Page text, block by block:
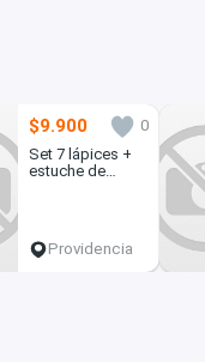
$9.900
0
Set 7 lápices +
estuche de
Providencia